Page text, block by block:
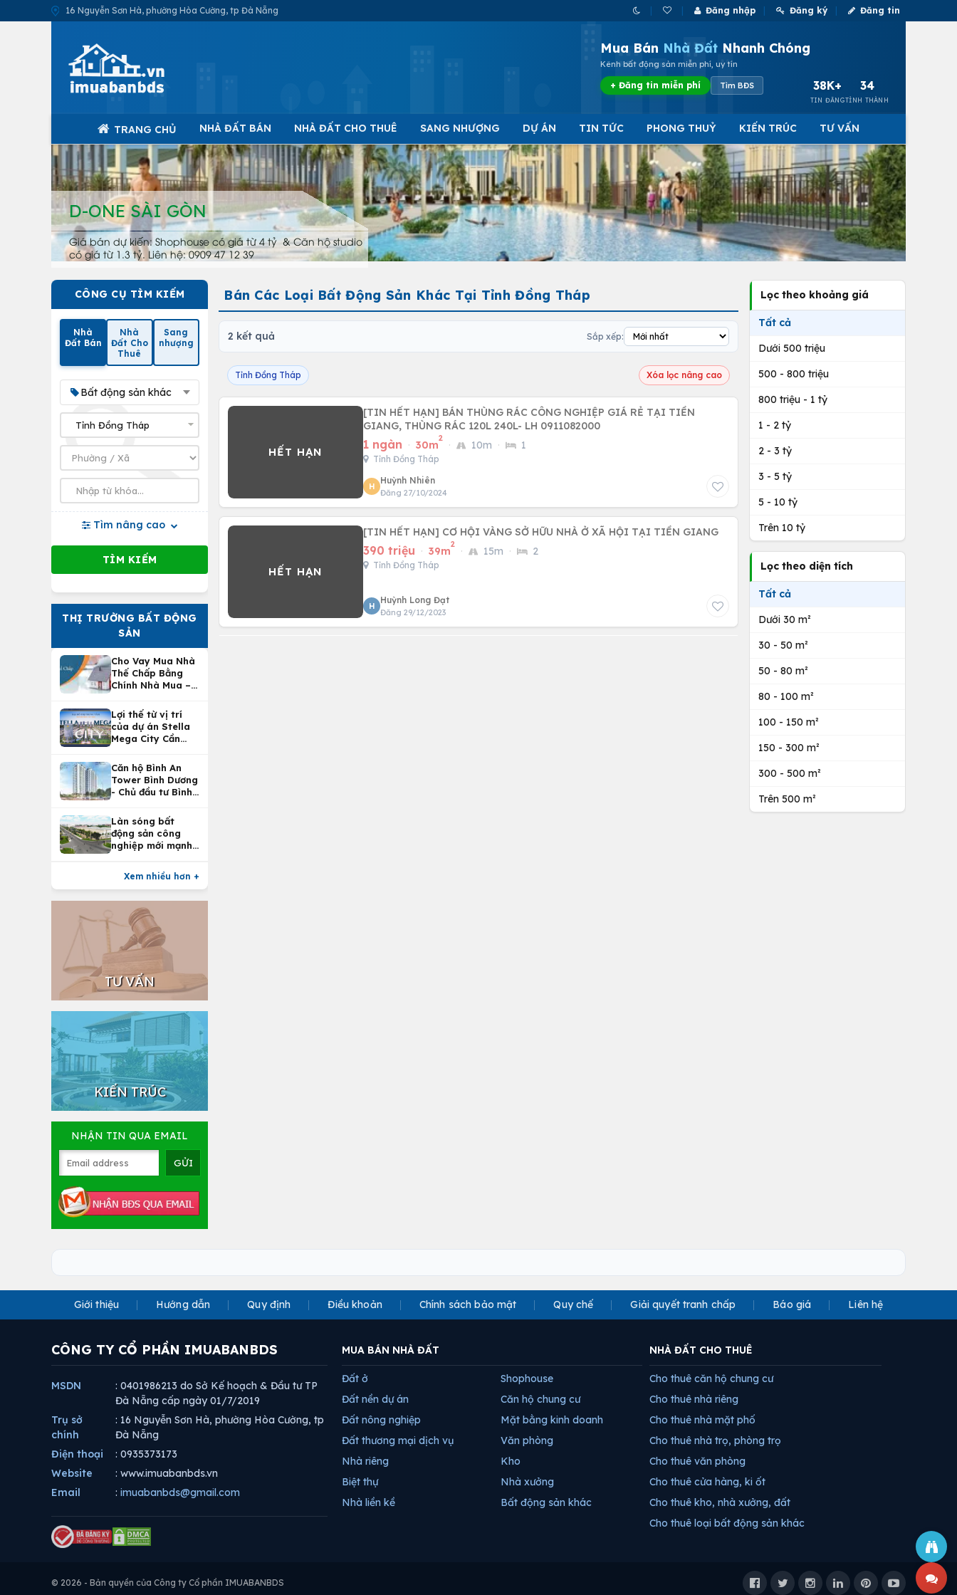
16 Nguyễn Sơn Hà, phường Hòa Cường, tp Đà Nẵng Đăng nhập Đăng ký Đăng tin
Mua Bán Nhà Đất Nhanh Chóng
Kênh bất động sản miễn phí, uy tín
+ Đăng tin miễn phí Tìm BĐS 38K+
TIN ĐĂNG
34
TỈNH THÀNH
TRANG CHỦ NHÀ ĐẤT BÁN NHÀ ĐẤT CHO THUÊ SANG NHƯỢNG DỰ ÁN TIN TỨC PHONG THUỶ KIẾN TRÚC TƯ VẤN
D-ONE SÀI GÒN
Giá bán dự kiến: Shophouse có giá từ 4 tỷ & Căn hộ studio
có giá từ 1.3 tỷ. Liên hệ: 0909 47 12 39
CÔNG CỤ TÌM KIẾM
Nhà
Đất Bán
Nhà
Đất Cho
Thuê
Sang
nhượng
Bất động sản khác
Tìm nâng cao
THỊ TRƯỜNG BẤT ĐỘNG
SẢN
Cho Vay Mua Nhà
Thế Chấp Bằng
Chính Nhà Mua –
Nhà Tại
Vietcombank
Lợi thế từ vị trí
của dự án Stella
Mega City Cần
Căn hộ Bình An
Tower Bình Dương
- Chủ đầu tư Bình
Làn sóng bất
động sản công
nghiệp mới mạnh
Xem nhiều hơn +
TƯ VẤN
KIẾN TRÚC
NHẬN TIN QUA EMAIL
Bán Các Loại Bất Động Sản Khác Tại Tỉnh Đồng Tháp
2 kết quả Sắp xếp:
Tỉnh Đồng Tháp Xóa lọc nâng cao
[TIN HẾT HẠN] BÁN THÙNG RÁC CÔNG NGHIỆP GIÁ RẺ TẠI TIỀN
GIANG, THÙNG RÁC 120L 240L- LH 0911082000
1 ngàn · 30m
2
· 10m · 1
Tỉnh Đồng Tháp
H
Huỳnh Nhiên
Đăng 27/10/2024
[TIN HẾT HẠN] CƠ HỘI VÀNG SỞ HỮU NHÀ Ở XÃ HỘI TẠI TIỀN GIANG
390 triệu · 39m
2
· 15m · 2
Tỉnh Đồng Tháp
H
Huỳnh Long Đạt
Đăng 29/12/2023
Lọc theo khoảng giá
Tất cả
Dưới 500 triệu
500 - 800 triệu
800 triệu - 1 tỷ
1 - 2 tỷ
2 - 3 tỷ
3 - 5 tỷ
5 - 10 tỷ
Trên 10 tỷ
Lọc theo diện tích
Tất cả
Dưới 30 m²
30 - 50 m²
50 - 80 m²
80 - 100 m²
100 - 150 m²
150 - 300 m²
300 - 500 m²
Trên 500 m²
Giới thiệu Hướng dẫn Quy định Điều khoản Chính sách bảo mật Quy chế Giải quyết tranh chấp Báo giá Liên hệ
CÔNG TY CỔ PHẦN IMUABANBDS
MSDN
: 0401986213 do Sở Kế hoạch & Đầu tư TP
Đà Nẵng cấp ngày 01/7/2019
Trụ sở
chính
: 16 Nguyễn Sơn Hà, phường Hòa Cường, tp
Đà Nẵng
Điện thoại
: 0935373173
Website
: www.imuabanbds.vn
Email
: imuabanbds@gmail.com
MUA BÁN NHÀ ĐẤT
Đất ở
Đất nền dự án
Đất nông nghiệp
Đất thương mại dịch vụ
Nhà riêng
Biệt thự
Nhà liền kề
Shophouse
Căn hộ chung cư
Mặt bằng kinh doanh
Văn phòng
Kho
Nhà xưởng
Bất động sản khác
NHÀ ĐẤT CHO THUÊ
Cho thuê căn hộ chung cư
Cho thuê nhà riêng
Cho thuê nhà mặt phố
Cho thuê nhà trọ, phòng trọ
Cho thuê văn phòng
Cho thuê cửa hàng, ki ốt
Cho thuê kho, nhà xưởng, đất
Cho thuê loại bất động sản khác
© 2026 - Bản quyền của Công ty Cổ phần IMUABANBDS